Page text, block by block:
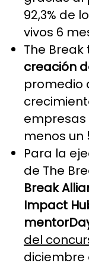
92,3% de
vivos 6
The
creación
promedio
empresas
menos un
Para la
de The
Break
Impact
del
diciembre